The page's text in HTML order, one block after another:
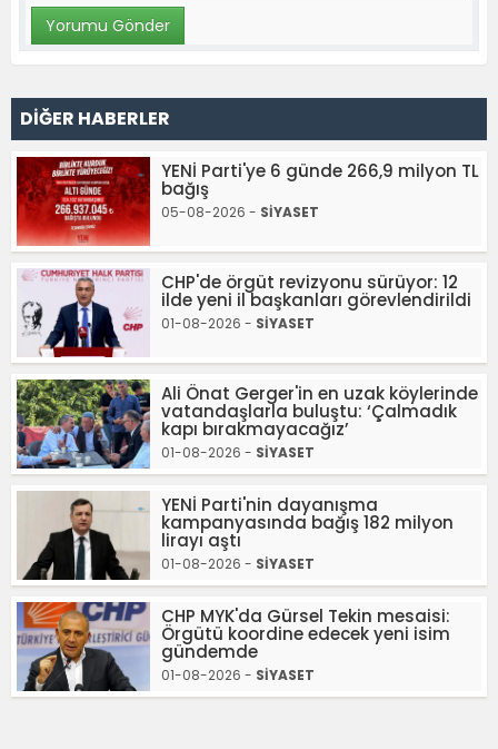
DİĞER HABERLER
YENİ Parti'ye 6 günde 266,9 milyon TL
bağış
05-08-2026 - SİYASET
CHP'de örgüt revizyonu sürüyor: 12
ilde yeni il başkanları görevlendirildi
01-08-2026 - SİYASET
Ali Önat Gerger'in en uzak köylerinde
vatandaşlarla buluştu: ‘Çalmadık
kapı bırakmayacağız’
01-08-2026 - SİYASET
YENİ Parti'nin dayanışma
kampanyasında bağış 182 milyon
lirayı aştı
01-08-2026 - SİYASET
CHP MYK'da Gürsel Tekin mesaisi:
Örgütü koordine edecek yeni isim
gündemde
01-08-2026 - SİYASET